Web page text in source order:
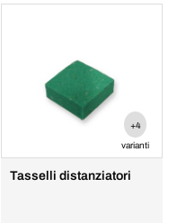
+4
varianti
Tasselli distanziatori